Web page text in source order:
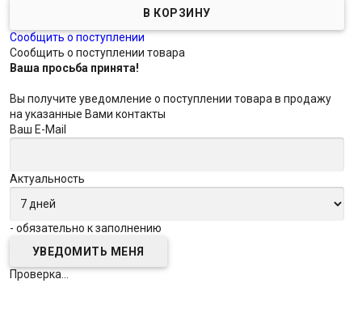
Сообщить о поступлении
Сообщить о поступлении товара
Ваша просьба принята!
Вы получите уведомление о поступлении товара в продажу
на указанные Вами контакты
Ваш E-Mail
Актуальность
- обязательно к заполнению
Проверка...